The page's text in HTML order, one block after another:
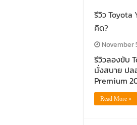
รีวิว Toyota
คิด?
November
รีวิวลองขับ
นั่งสบาย ปล
Premium
Read More »